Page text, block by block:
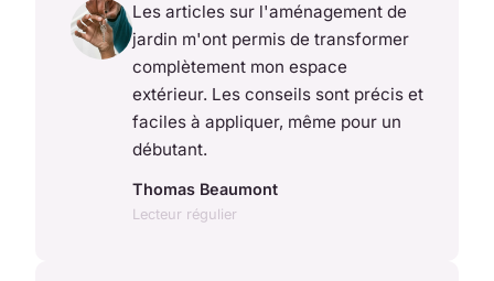
Les articles sur l'aménagement de
jardin m'ont permis de transformer
complètement mon espace
extérieur. Les conseils sont précis et
faciles à appliquer, même pour un
débutant.
Thomas Beaumont
Lecteur régulier